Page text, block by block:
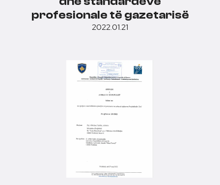
profesionale të gazetarisë
2022.01.21